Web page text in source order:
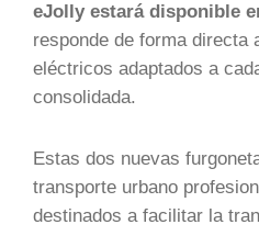
eJolly estará disponible
responde de forma directa
eléctricos adaptados a
consolidada.
Estas dos nuevas
transporte urbano
destinados a facilitar la